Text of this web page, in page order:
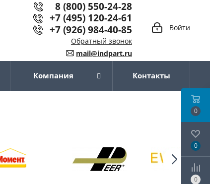
Войти
8 (800) 550-24-28
+7 (495) 120-24-61
+7 (926) 984-40-85
Обратный звонок
mail@indpart.ru
Компания Контакты
0
0
0